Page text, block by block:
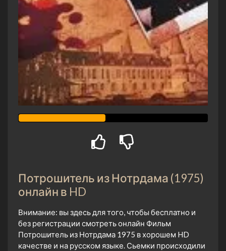
Потрошитель из Нотрдама (1975)
онлайн в HD
Внимание: вы здесь для того, чтобы бесплатно и
без регистрации смотреть онлайн Фильм
Потрошитель из Нотрдама 1975 в хорошем HD
качестве и на русском языке. Сьемки происходили